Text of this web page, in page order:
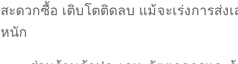
สะดวกซื้อ เติบโตติดลบ แม้จะเร่งการส่ง
หนัก